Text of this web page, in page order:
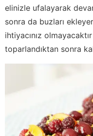
elinizle ufalayarak
sonra da buzları
ihtiyacınız
toparlandıktan sonra